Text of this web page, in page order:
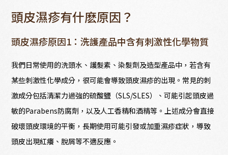
頭皮濕疹有什麽原因？
頭皮濕疹原因1：洗護產品中含有刺激性化學物質
我們日常使用的洗頭水、護髮素、染髮劑及造型產品中，若含有
某些刺激性化學成分，很可能會導致頭皮濕疹的出現。常見的刺
激成分包括清潔力過強的硫酸鹽（SLS/SLES）、可能引起頭皮過
敏的Parabens防腐劑，以及人工香精和酒精等。上述成分會直接
破壞頭皮環境的平衡，長期使用可能引發或加重濕疹症狀，導致
頭皮出現紅癢、脫屑等不適反應。